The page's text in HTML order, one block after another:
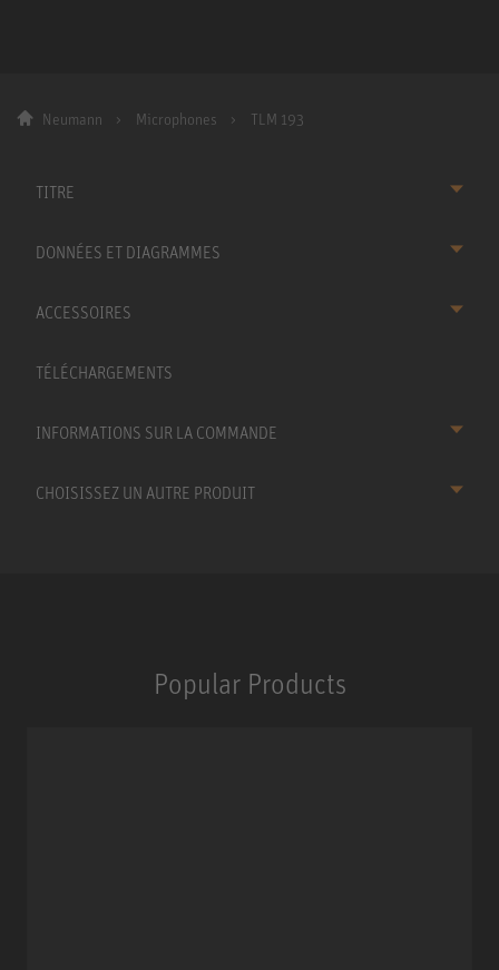
Neumann Microphones TLM 193
TITRE
DONNÉES ET DIAGRAMMES
ACCESSOIRES
TÉLÉCHARGEMENTS
INFORMATIONS SUR LA COMMANDE
CHOISISSEZ UN AUTRE PRODUIT
Popular Products